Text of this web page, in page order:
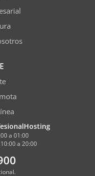
a 01:00
a 20:00